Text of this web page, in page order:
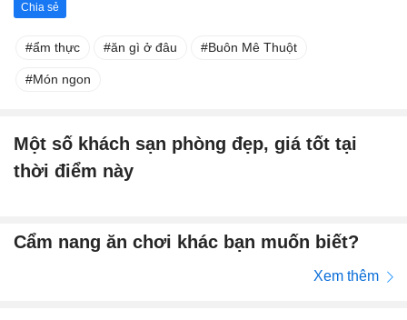
Chia sẻ
ẩm thực ăn gì ở đâu Buôn Mê Thuột
Món ngon
Một số khách sạn phòng đẹp, giá tốt tại
thời điểm này
Cẩm nang ăn chơi khác bạn muốn biết?
Xem thêm